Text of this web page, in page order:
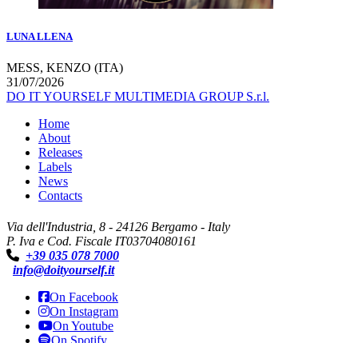
LUNA LLENA
MESS, KENZO (ITA)
31/07/2026
DO IT YOURSELF MULTIMEDIA GROUP S.r.l.
Home
About
Releases
Labels
News
Contacts
Via dell'Industria, 8 - 24126 Bergamo - Italy
P. Iva e Cod. Fiscale IT03704080161
+39 035 078 7000
info@doityourself.it
On Facebook
On Instagram
On Youtube
On Spotify